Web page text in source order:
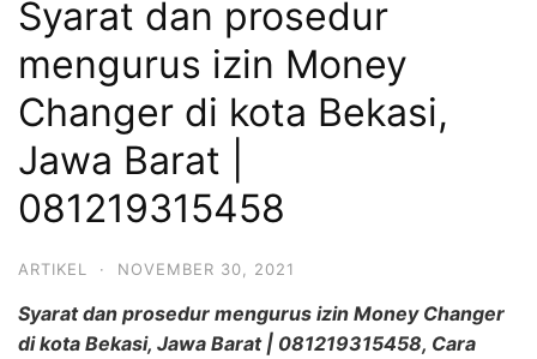
Syarat dan prosedur
mengurus izin Money
Changer di kota Bekasi,
Jawa Barat |
081219315458
ARTIKEL · NOVEMBER 30, 2021
Syarat dan prosedur mengurus izin Money Changer
di kota Bekasi, Jawa Barat | 081219315458, Cara